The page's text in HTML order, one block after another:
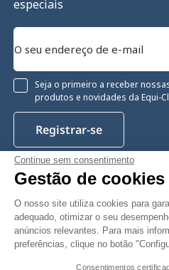
Continue sem consentimento
Gestão de cookies
O nosso site utiliza cookies para
adequado, otimizar o seu
anúncios relevantes. Para mais
preferências, clique no botão
Consentimentos
especiais
Seja o primeiro a receber
produtos e novidades da Equi-
Registrar-se
Instagram
Equiclic © 2026